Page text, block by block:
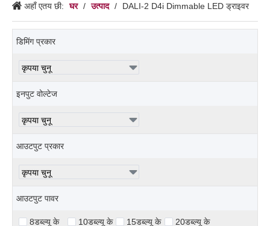
अहाँ एतय छी: घर / उत्पाद / DALI-2 D4i Dimmable LED ड्राइवर
डिमिंग प्रकार
इनपुट वोल्टेज
आउटपुट प्रकार
आउटपुट पावर
8डब्ल्यू के 10डब्ल्यू के 15डब्ल्यू के
20डब्ल्यू के